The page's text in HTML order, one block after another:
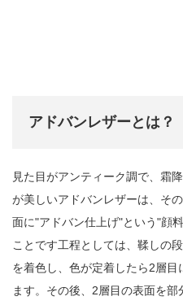
アドバンレザーとは？
見た目がアンティーク調で、霜
が美しいアドバンレザーは、そ
面に"アドバン仕上げ"という"顔
ことです工程としては、鞣しの
を着色し、色が定着したら2層
ます。その後、2層目の表面を